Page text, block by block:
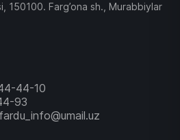
150100. Farg’ona sh., Murabbiylar
44-10
93